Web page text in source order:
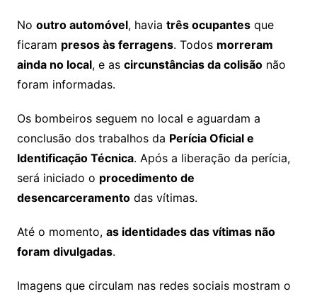
No outro automóvel, havia três ocupantesque
ficaram presos às ferragens. Todos morreram
ainda no local, e as circunstâncias da colisãonão
foram informadas.
Os bombeiros seguem no local e aguardam a
conclusão dos trabalhos da Perícia Oficial e
Identificação Técnica. Após a liberação da perícia,
será iniciado o procedimento de
desencarceramentodas vítimas.
Até o momento, as identidades das vítimas não
foram divulgadas.
Imagens que circulam nas redes sociais mostram o